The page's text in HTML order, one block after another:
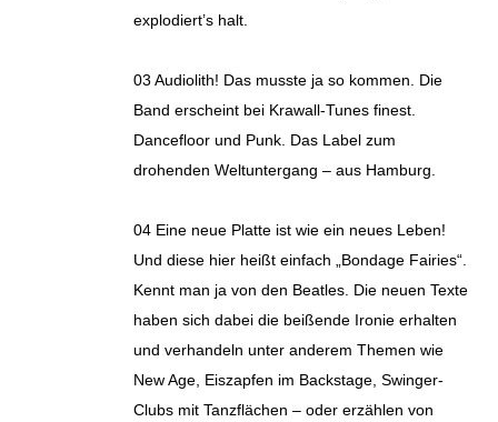
explodiert’s halt.
03 Audiolith! Das musste ja so kommen. Die
Band erscheint bei Krawall-Tunes finest.
Dancefloor und Punk. Das Label zum
drohenden Weltuntergang – aus Hamburg.
04 Eine neue Platte ist wie ein neues Leben!
Und diese hier heißt einfach „Bondage Fairies“.
Kennt man ja von den Beatles. Die neuen Texte
haben sich dabei die beißende Ironie erhalten
und verhandeln unter anderem Themen wie
New Age, Eiszapfen im Backstage, Swinger-
Clubs mit Tanzflächen – oder erzählen von